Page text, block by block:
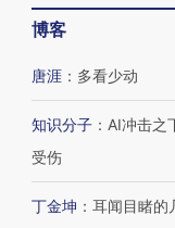
博客
唐涯 ： 多看少动
知识分子 ： AI冲击之
受伤
丁金坤 ： 耳闻目睹的